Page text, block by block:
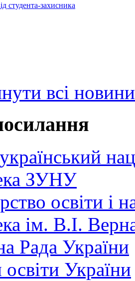
студента-захисника
всі новини
ЗУНУ
освіти і
ім. В.І.
Рада України
освіти України